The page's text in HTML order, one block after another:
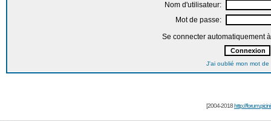
Nom d'utilisateur:
Mot de passe:
Se connecter automatiquement
J'ai oublié mon mot de
[2004-2018http://